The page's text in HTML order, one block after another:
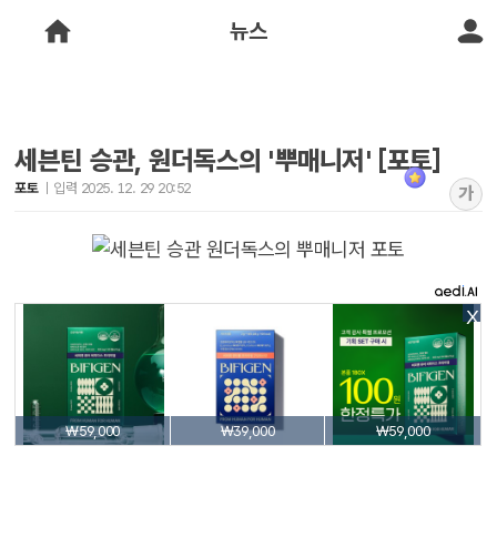
뉴스
세븐틴 승관, 원더독스의 '뿌매니저' [포토]
포토 입력 2025. 12. 29 20:52 가
X
₩59,000 ₩39,000 ₩59,000